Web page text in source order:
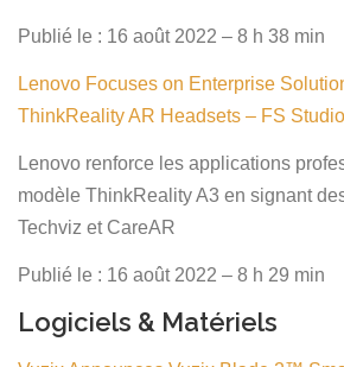
Publié le : 16 août 2022 – 8 h 38 min
Lenovo Focuses on Enterprise
ThinkReality AR Headsets – FS Studio
Lenovo renforce les applications
modèle ThinkReality A3 en signant
Techviz et CareAR
Publié le : 16 août 2022 – 8 h 29 min
Logiciels & Matériels